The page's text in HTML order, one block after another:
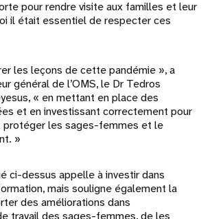
pour rendre visite aux familles et leur
il était essentiel de respecter ces
les leçons de cette pandémie », a
général de l’OMS, le Dr Tedros
« en mettant en place des
et en investissant correctement pour
protéger les sages-femmes et le
»
ci-dessus appelle à investir dans
mais souligne également la
des améliorations dans